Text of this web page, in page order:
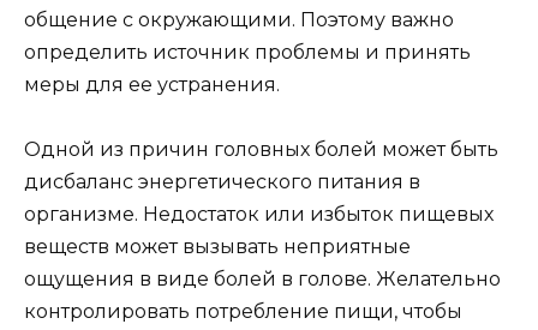
общение с окружающими. Поэтому важно
определить источник проблемы и принять
меры для ее устранения.
Одной из причин головных болей может быть
дисбаланс энергетического питания в
организме. Недостаток или избыток пищевых
веществ может вызывать неприятные
ощущения в виде болей в голове. Желательно
контролировать потребление пищи, чтобы